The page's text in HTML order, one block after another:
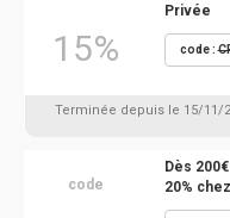
15%
Privée
code :
Terminée depuis le 15/11/
code
Dès
20%